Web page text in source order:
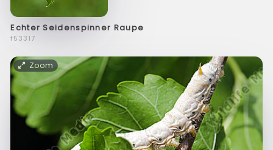
Echter Seidenspinner Raupe
f53317
Zoom